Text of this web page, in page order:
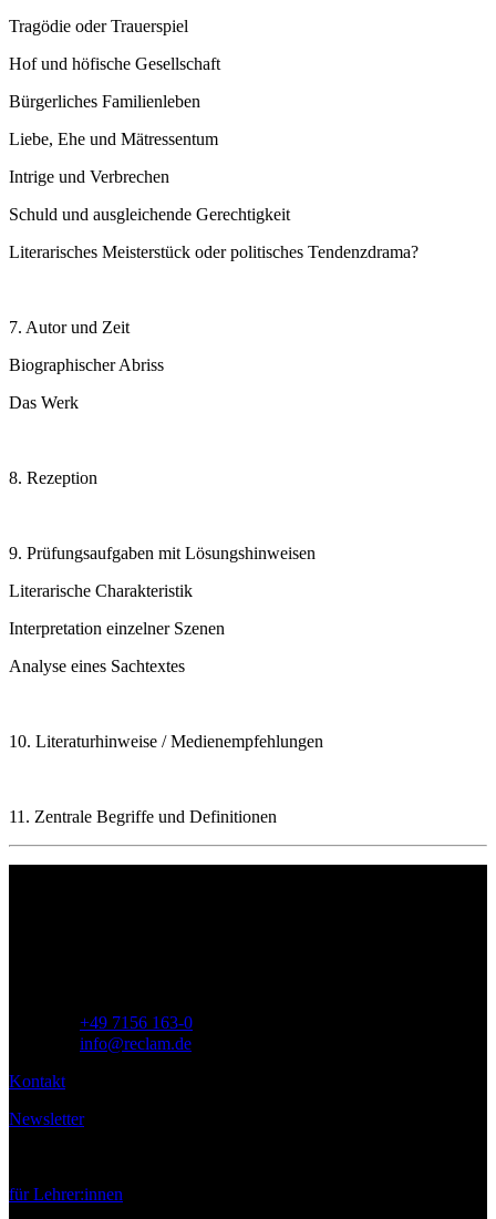
Tragödie oder Trauerspiel
Hof und höfische Gesellschaft
Bürgerliches Familienleben
Liebe, Ehe und Mätressentum
Intrige und Verbrechen
Schuld und ausgleichende Gerechtigkeit
Literarisches Meisterstück oder politisches Tendenzdrama?
7. Autor und Zeit
Biographischer Abriss
Das Werk
8. Rezeption
9. Prüfungsaufgaben mit Lösungshinweisen
Literarische Charakteristik
Interpretation einzelner Szenen
Analyse eines Sachtextes
10. Literaturhinweise / Medienempfehlungen
11. Zentrale Begriffe und Definitionen
+49 7156 163-0
info@reclam.de
Kontakt
Newsletter
für Lehrer:innen